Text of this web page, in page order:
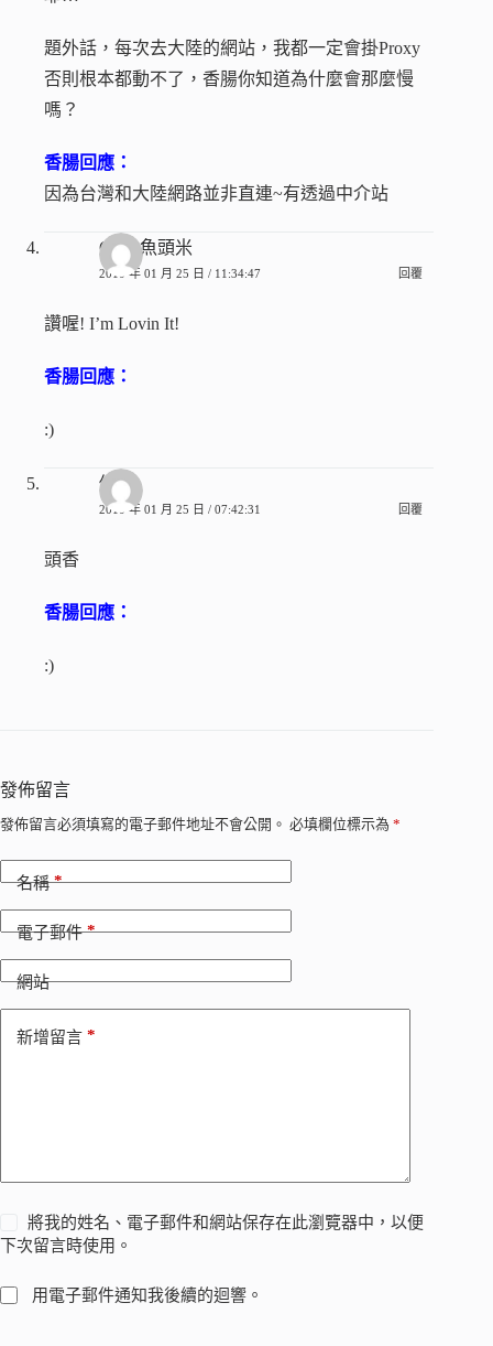
題外話，每次去大陸的網站，我都一定會掛Proxy
否則根本都動不了，香腸你知道為什麼會那麼慢
嗎？
香腸回應：
因為台灣和大陸網路並非直連~有透過中介站
Curry魚頭米
2010 年 01 月 25 日 / 11:34:47 回覆
讚喔! I’m Lovin It!
香腸回應：
:)
修一
2010 年 01 月 25 日 / 07:42:31 回覆
頭香
香腸回應：
:)
發佈留言
發佈留言必須填寫的電子郵件地址不會公開。 必填欄位標示為 *
名稱*
電子郵件*
網站
新增留言 *
將我的姓名、電子郵件和網站保存在此瀏覽器中，以便
下次留言時使用。
用電子郵件通知我後續的迴響。